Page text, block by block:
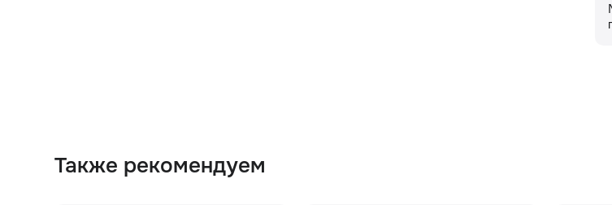
Также рекомендуем